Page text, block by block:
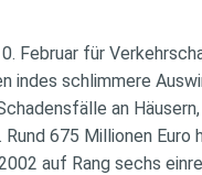
Februar für
indes schlimmere
an
675 Millionen
auf Rang sechs